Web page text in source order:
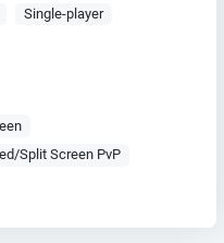
Single-player
Split Screen PvP